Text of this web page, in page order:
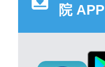
院 APP